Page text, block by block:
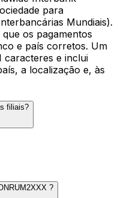
para
Mundiais).
os pagamentos
e país corretos. Um
caracteres e inclui
a localização e, às
filiais?
?